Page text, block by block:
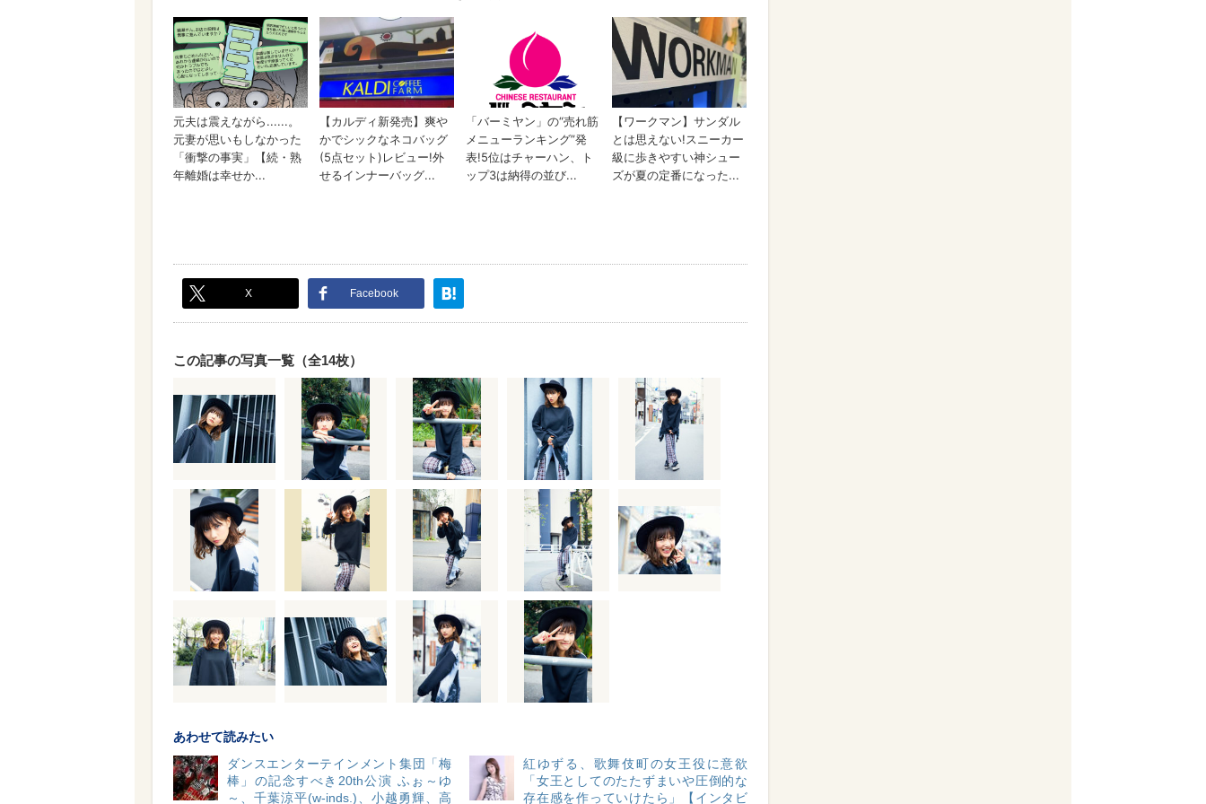
X Facebook
この記事の写真一覧（全14枚）
あわせて読みたい
ダンスエンターテインメント集団「梅
棒」の記念すべき20th公演 ふぉ～ゆ
～、千葉涼平(w-inds.)、小越勇輝、高
紅ゆずる、歌舞伎町の女王役に意欲
「女王としてのたたずまいや圧倒的な
存在感を作っていけたら」【インタビ